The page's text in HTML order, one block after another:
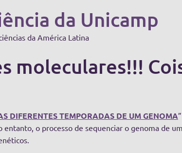
da Unicamp
da América Latina
moleculares!!!
DIFERENTES TEMPORADAS DE UM GENOMA
entanto, o processo de sequenciar o genoma de